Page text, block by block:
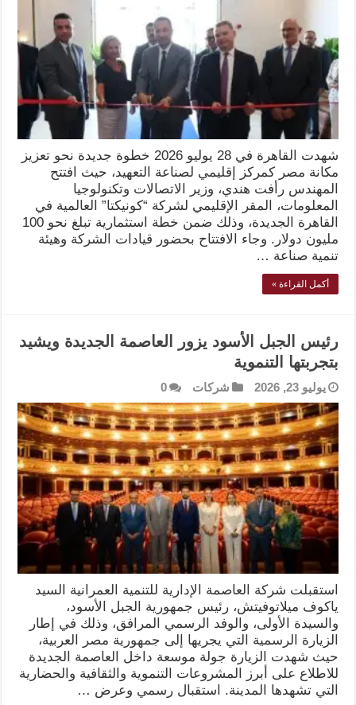
شهدت القاهرة في 28 يوليو 2026 خطوة جديدة نحو تعزيز
مكانة مصر كمركز إقليمي لصناعة التعهيد، حيث افتتح
المهندس رأفت هندي، وزير الاتصالات وتكنولوجيا
المعلومات، المقر الإقليمي لشركة “كونيكتا” العالمية في
القاهرة الجديدة، وذلك ضمن خطة استثمارية تبلغ نحو 100
مليون دولار. وجاء الافتتاح بحضور قيادات الشركة وهيئة
تنمية صناعة …
أكمل القراءة »
رئيس الجبل الأسود يزور العاصمة الجديدة ويشيد
بتجربتها التنموية
يوليو 23, 2026 شركات 0
استقبلت شركة العاصمة الإدارية للتنمية العمرانية السيد
ياكوف ميلاتوفيتش، رئيس جمهورية الجبل الأسود،
والسيدة الأولى، والوفد الرسمي المرافق، وذلك في إطار
الزيارة الرسمية التي يجريها إلى جمهورية مصر العربية،
حيث شهدت الزيارة جولة موسعة داخل العاصمة الجديدة
للاطلاع على أبرز المشروعات التنموية والثقافية والحضارية
التي تشهدها المدينة. استقبال رسمي وعرض …